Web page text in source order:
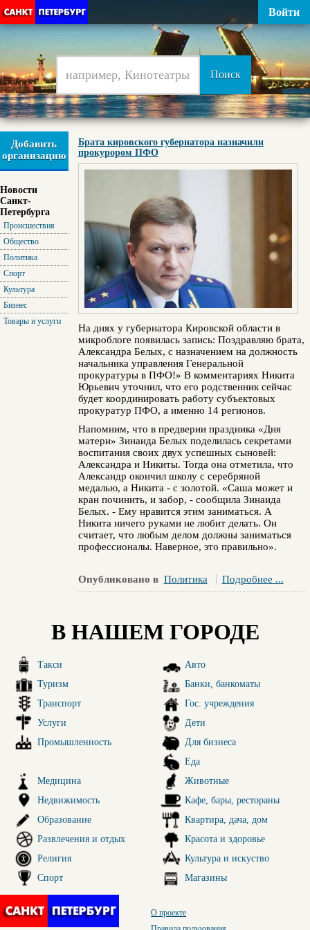
Войти
Добавить
организацию
Новости
Санкт-
Петербурга
Происшествия
Общество
Политика
Спорт
Культура
Бизнес
Товары и услуги
Брата кировского губернатора назначили
прокурором ПФО
На днях у губернатора Кировской области в
микроблоге появилась запись: Поздравляю брата,
Александра Белых, с назначением на должность
начальника управления Генеральной
прокуратуры в ПФО!» В комментариях Никита
Юрьевич уточнил, что его родственник сейчас
будет координировать работу субъектовых
прокуратур ПФО, а именно 14 регионов.
Напомним, что в предверии праздника «Дня
матери» Зинаида Белых поделилась секретами
воспитания своих двух успешных сыновей:
Александра и Никиты. Тогда она отметила, что
Александр окончил школу с серебряной
медалью, а Никита - с золотой. «Саша может и
кран починить, и забор, - сообщила Зинаида
Белых. - Ему нравится этим заниматься. А
Никита ничего руками не любит делать. Он
считает, что любым делом должны заниматься
профессионалы. Наверное, это правильно».
Опубликовано в Политика Подробнее ...
В НАШЕМ ГОРОДЕ
Такси
Туризм
Транспорт
Услуги
Промышленность
Авто
Банки, банкоматы
Гос. учреждения
Дети
Для бизнеса
Еда
Медицина
Недвижимость
Образование
Развлечения и отдых
Религия
Спорт
Животные
Кафе, бары, рестораны
Квартира, дача, дом
Красота и здоровье
Культура и искуство
Магазины
О проекте